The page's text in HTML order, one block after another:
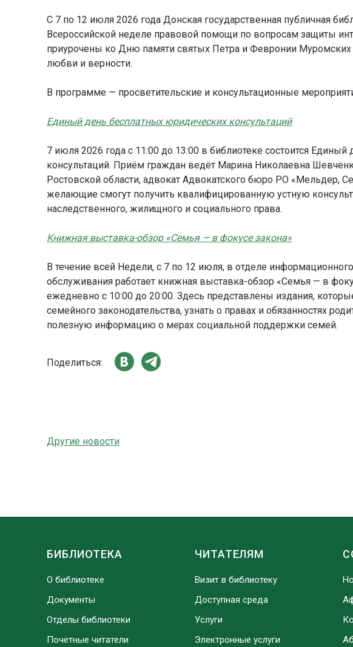
С 7 по 12 июля 2026 года Донская государственная публичная
Всероссийской неделе правовой помощи по вопросам защиты
приурочены ко Дню памяти святых Петра и Февронии
любви и верности.
В программе — просветительские и консультационные
Единый день бесплатных юридических консультаций
7 июля 2026 года с 11:00 до 13:00 в библиотеке состоится
консультаций. Приём граждан ведёт Марина Николаевна
Ростовской области, адвокат Адвокатского бюро РО «Мельдер,
желающие смогут получить квалифицированную устную
наследственного, жилищного и социального права.
Книжная выставка-обзор «Семья — в фокусе закона»
В течение всей Недели, с 7 по 12 июля, в отделе
обслуживания работает книжная выставка-обзор «Семья — в
ежедневно с 10:00 до 20:00. Здесь представлены издания,
семейного законодательства, узнать о правах и обязанностях
полезную информацию о мерах социальной поддержки семей.
Поделиться:
Другие новости
БИБЛИОТЕКА
О библиотеке
Документы
Отделы библиотеки
Почетные читатели
ЧИТАТЕЛЯМ
Визит в библиотеку
Доступная среда
Услуги
Электронные услуги